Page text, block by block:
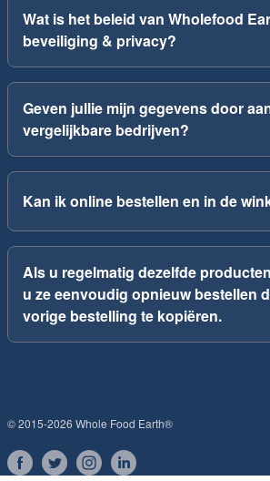
Wat is het beleid van Wholefood
beveiliging & privacy?
Geven jullie mijn gegevens door
vergelijkbare bedrijven?
Kan ik online bestellen en in de
Als u regelmatig dezelfde
u ze eenvoudig opnieuw bestellen
vorige bestelling te kopiëren.
© 2015-2026 Whole Food Earth®